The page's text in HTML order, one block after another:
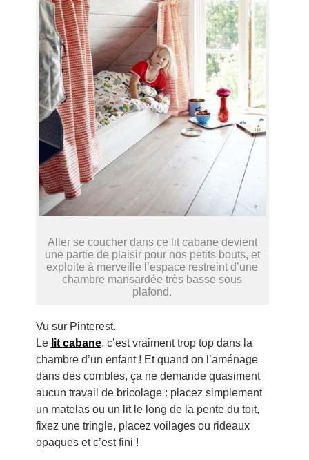
Aller se coucher dans ce lit cabane devient
une partie de plaisir pour nos petits bouts, et
exploite à merveille l’espace restreint d’une
chambre mansardée très basse sous
plafond.
Vu sur Pinterest.
Le lit cabane, c’est vraiment trop top dans la
chambre d’un enfant ! Et quand on l’aménage
dans des combles, ça ne demande quasiment
aucun travail de bricolage : placez simplement
un matelas ou un lit le long de la pente du toit,
fixez une tringle, placez voilages ou rideaux
opaques et c’est fini !